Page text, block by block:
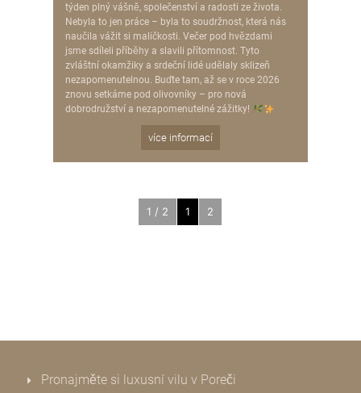
týden plný vášně, společenství a radosti ze života.
Nebyla to jen práce – byla to soudržnost, která nás
naučila vážit si maličkosti. Večer pod hvězdami
jsme sdíleli příběhy a slavili přítomnost. Tyto
zvláštní okamžiky a srdeční lidé udělaly sklizeň
nezapomenutelnou. Buďte tam, až se v roce 2026
znovu setkáme pod olivovníky – pro nová
dobrodružství a nezapomenutelné zážitky!
více informací
1 / 2 1 2
Pronajměte si luxusní vilu v Poreči